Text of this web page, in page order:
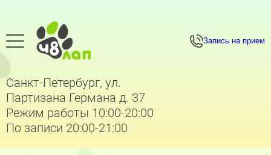
Запись на прием
Санкт-Петербург, ул.
Партизана Германа д. 37
Режим работы 10:00-20:00
По записи 20:00-21:00